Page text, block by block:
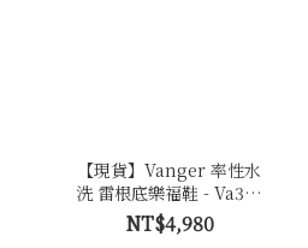
【現貨】Vanger 率性水
洗 雷根底樂福鞋 - Va303
棕
NT$4,980